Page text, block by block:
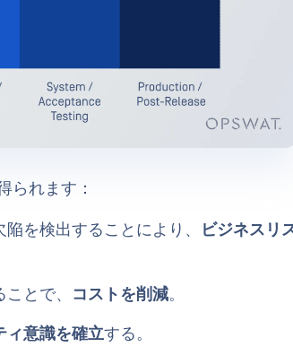
られます：
を検出することにより、
ビジネスリ
とで、 コストを削減。
ィ意識を確立する。